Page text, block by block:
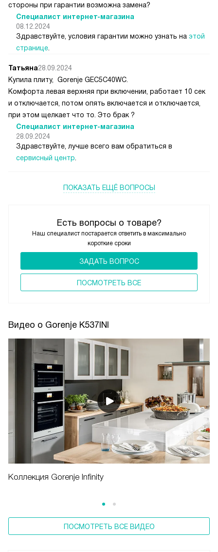
Есть вопросы о товаре?
Наш специалист постарается ответить в максимально
короткие сроки
ЗАДАТЬ ВОПРОС
ПОCМОТРЕТЬ ВСЕ
стороны при гарантии возможна замена?
Специалист интернет-магазина
08.12.2024
Здравствуйте, условия гарантии можно узнать на этой
странице
Татьяна28.09.2024
Купила плиту, Gorenje GEC5C40WC.
Комфорта левая верхняя при включении, работает 10 сек
и отключается, потом опять включается и отключается,
при этом щелкает что то. Это брак ?
Специалист интернет-магазина
28.09.2024
Здравствуйте, лучше всего вам обратиться в
сервисный центр
ПОКАЗАТЬ ЕЩЁ ВОПРОСЫ
Видео о Gorenje K537INI
Коллекция Gorenje Infinity
ПОСМОТРЕТЬ ВСЕ ВИДЕО